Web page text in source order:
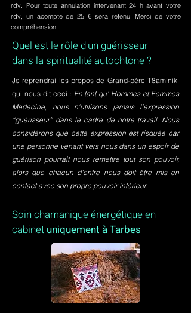
rdv. Pour toute annulation intervenant 24 h avant votre
rdv, un acompte de 25 € sera retenu. Merci de votre
compréhension
Quel est le rôle d'un guérisseur
dans la spiritualité autochtone ?
Je reprendrai les propos de Grand-père T8aminik
qui nous dit ceci : En tant qu' Hommes et Femmes
Medecine, nous n'utilisons jamais l’expression
“guérisseur” dans le cadre de notre travail. Nous
considérons que cette expression est risquée car
une personne venant vers nous dans un espoir de
guérison pourrait nous remettre tout son pouvoir,
alors que chacun d’entre nous doit être mis en
contact avec son propre pouvoir intérieur.
Soin chamanique énergétique en
cabinet uniquement à Tarbes